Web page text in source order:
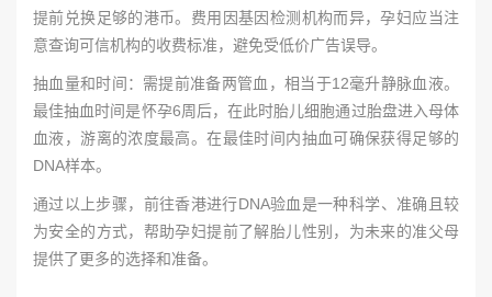
提前兑换足够的港币。费用因基因检测机构而异，孕妇应当注
意查询可信机构的收费标准，避免受低价广告误导。
抽血量和时间：需提前准备两管血，相当于12毫升静脉血液。
最佳抽血时间是怀孕6周后，在此时胎儿细胞通过胎盘进入母体
血液，游离的浓度最高。在最佳时间内抽血可确保获得足够的
DNA样本。
通过以上步骤，前往香港进行DNA验血是一种科学、准确且较
为安全的方式，帮助孕妇提前了解胎儿性别，为未来的准父母
提供了更多的选择和准备。